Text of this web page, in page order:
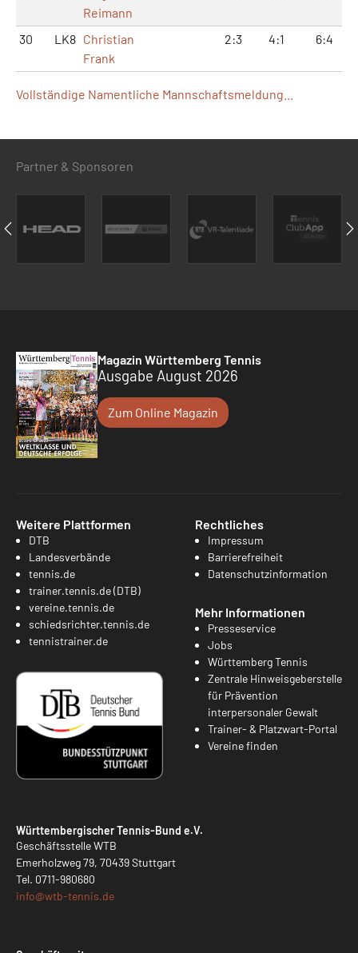
Reimann
30 LK8 Christian
Frank
2:3 4:1 6:4
Vollständige Namentliche Mannschaftsmeldung...
Partner & Sponsoren
Magazin Württemberg Tennis
Ausgabe August 2026
Zum Online Magazin
Weitere Plattformen
DTB
Landesverbände
tennis.de
trainer.tennis.de (DTB)
vereine.tennis.de
schiedsrichter.tennis.de
tennistrainer.de
Rechtliches
Impressum
Barrierefreiheit
Datenschutzinformation
Mehr Informationen
Presseservice
Jobs
Württemberg Tennis
Zentrale Hinweisgeberstelle
für Prävention
interpersonaler Gewalt
Trainer- & Platzwart-Portal
Vereine finden
Württembergischer Tennis-Bund e.V.
Geschäftsstelle WTB
Emerholzweg 79, 70439 Stuttgart
Tel. 0711-980680
info@wtb-tennis.de